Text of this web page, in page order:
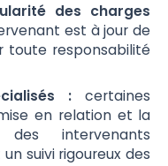
des charges
est à jour de
toute responsabilité
: certaines
en relation et la
des intervenants
suivi rigoureux des